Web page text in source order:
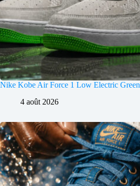
Nike Kobe Air Force 1 Low Electric Green
4 août 2026